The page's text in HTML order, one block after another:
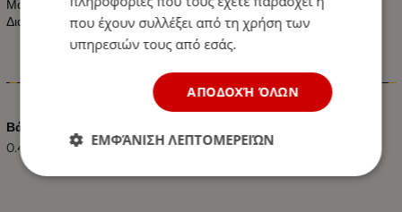
Μοίρες: 120°
Διαστάσεις: Πλάτος 8mm - Πάχος 3mm
Χαρακτηριστικά
Βάρος (kg.)
0.40
που έχουν συλλέξει από τη χρήση των
υπηρεσιών τους από εσάς.
ΑΠΟΔΟΧΉ ΌΛΩΝ
ΕΜΦΆΝΙΣΗ ΛΕΠΤΟΜΕΡΕΙΏΝ